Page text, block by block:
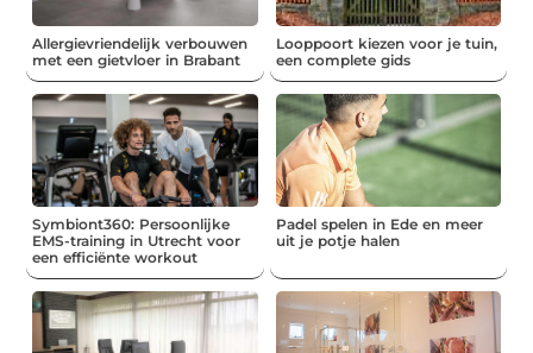
Allergievriendelijk verbouwen
met een gietvloer in Brabant
Looppoort kiezen voor je tuin,
een complete gids
Symbiont360: Persoonlijke
EMS-training in Utrecht voor
een efficiënte workout
Padel spelen in Ede en meer
uit je potje halen